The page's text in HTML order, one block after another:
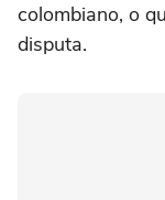
colombiano, o
disputa.